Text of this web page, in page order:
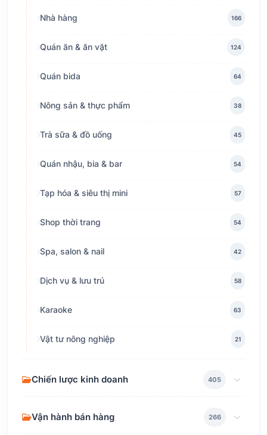
Nhà hàng 166
Quán ăn & ăn vặt 124
Quán bida 64
Nông sản & thực phẩm 38
Trà sữa & đồ uống 45
Quán nhậu, bia & bar 54
Tạp hóa & siêu thị mini 57
Shop thời trang 54
Spa, salon & nail 42
Dịch vụ & lưu trú 58
Karaoke 63
Vật tư nông nghiệp 21
Chiến lược kinh doanh 405
Vận hành bán hàng 266